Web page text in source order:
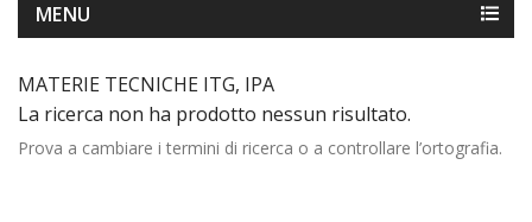
MENU
MATERIE TECNICHE ITG, IPA
La ricerca non ha prodotto nessun risultato.
Prova a cambiare i termini di ricerca o a controllare l’ortografia.